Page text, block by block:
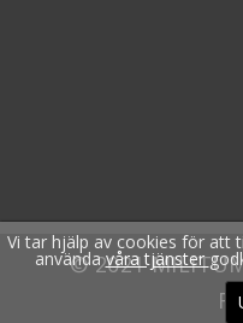
© 2021
Vi tar hjälp av cookies för att
användavåra tjänster